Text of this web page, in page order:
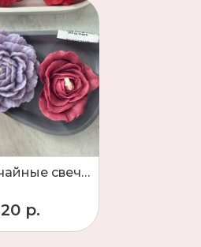
Набор чайные свечи 2ш + подставка
20 р.